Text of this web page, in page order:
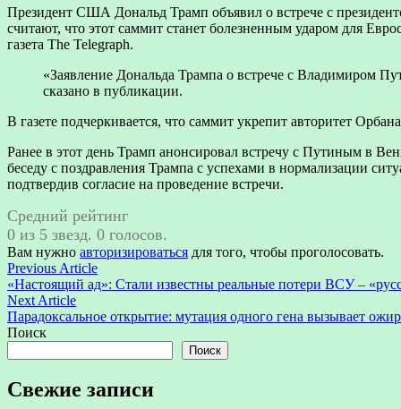
Президент США Дональд Трамп объявил о встрече с
считают, что этот саммит станет болезненным ударом для
газета The Telegraph.
«Заявление Дональда Трампа о встрече с Владимиром
сказано в публикации.
В газете подчеркивается, что саммит укрепит авторитет
Ранее в этот день Трамп анонсировал встречу с Путиным в
беседу с поздравления Трампа с успехами в нормализации
подтвердив согласие на проведение встречи.
Средний рейтинг
0 из 5 звезд. 0 голосов.
Вам нужно авторизироваться для того, чтобы проголосовать.
Навигация
по
записям
Previous ArticlePrevious
article:
«Настоящий ад»: Стали известны реальные потери ВСУ –
Next ArticleNext
article:
Парадоксальное открытие: мутация одного гена вызывает
Поиск
Поиск
Свежие записи